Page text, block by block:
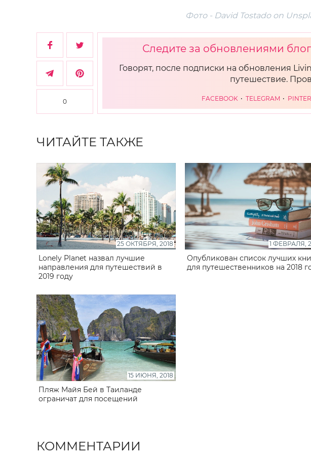
Фото - David Tostado on
0
Следите за обновлениями
Говорят, после подписки на обновления
путешествие.
FACEBOOK TELEGRAM
ЧИТАЙТЕ ТАКЖЕ
25 ОКТЯБРЯ, 2018
Lonely Planet назвал лучшие
направления для путешествий в
2019 году
1 ФЕВРАЛЯ,
Опубликован список лучших
для путешественников на 2018
15 ИЮНЯ, 2018
Пляж Майя Бей в Таиланде
ограничат для посещений
КОММЕНТАРИИ